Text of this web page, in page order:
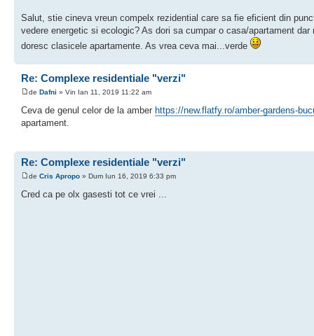
Salut, stie cineva vreun compelx rezidential care sa fie eficient din
vedere energetic si ecologic? As dori sa cumpar o casa/apartament dar
doresc clasicele apartamente. As vrea ceva mai...verde
Re: Complexe residentiale "verzi"
de Dafni » Vin Ian 11, 2019 11:22 am
Ceva de genul celor de la amber https://new.flatfy.ro/amber-gardens-
apartament.
Re: Complexe residentiale "verzi"
de Cris Apropo » Dum Iun 16, 2019 6:33 pm
Cred ca pe olx gasesti tot ce vrei ...